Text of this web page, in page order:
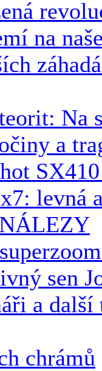
na
Na
a
levná
sen
a další
chrámů